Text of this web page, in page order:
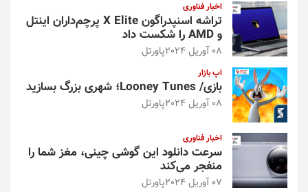
اخبار فناوری
تراشه اسنپدراگون X Elite پرچم‌داران اینتل
و AMD را شکست داد
08 آوریل 2024 پاورتل
اپ بازار
بازی/ Looney Tunes؛ شهری بزرگ بسازید
08 آوریل 2024 پاورتل
اخبار فناوری
سرعت دانلود این گوشی چینی، مغز شما را
منفجر می‌کند
07 آوریل 2024 پاورتل